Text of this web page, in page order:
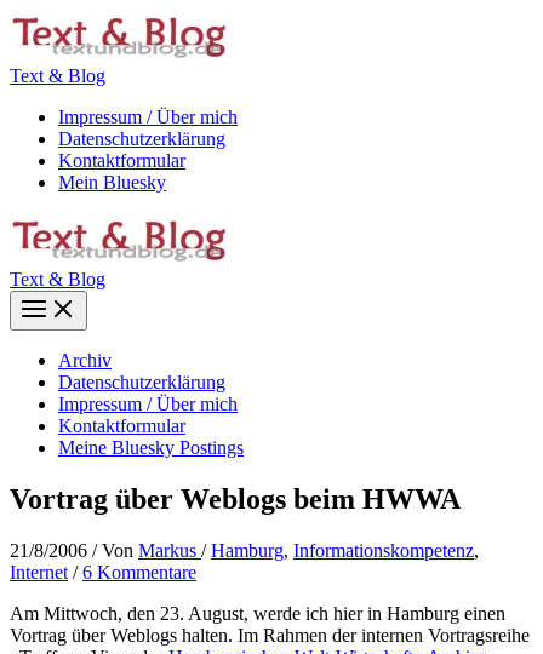
Zum
Inhalt
Text & Blog
Impressum / Über mich
Datenschutzerklärung
Kontaktformular
Mein Bluesky
Text & Blog
Main
Menu
Archiv
Datenschutzerklärung
Impressum / Über mich
Kontaktformular
Meine Bluesky Postings
Vortrag über Weblogs beim HWWA
21/8/2006 / Von Markus /Hamburg, Informationskompetenz,
Internet /6 Kommentare
Am Mittwoch, den 23. August, werde ich hier in Hamburg einen
Vortrag über Weblogs halten. Im Rahmen der internen Vortragsreihe